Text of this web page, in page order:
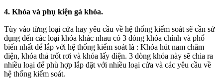
4. Khóa và phụ kiện gá khóa.
Tùy vào từng loại cửa hay yêu cầu về hệ thống kiểm soát sẽ cần sử
dụng đến các loại khóa khác nhau có 3 dòng khóa chính và phổ
biến nhất để lắp với hệ thống kiểm soát là : Khóa hút nam châm
điện, khóa thả trốt rơi và khóa lấy điện. 3 dòng khóa này sẽ chia ra
nhiều loại để phù hợp lắp đặt với nhiều loại cửa và các yêu cầu về
hệ thống kiểm soát.